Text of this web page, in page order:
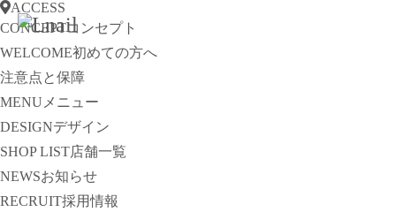
ACCESS
CONCEPTコンセプト
WELCOME初めての方へ
注意点と保障
MENU メニュー
DESIGNデザイン
SHOP LIST店舗一覧
NEWSお知らせ
RECRUIT採用情報